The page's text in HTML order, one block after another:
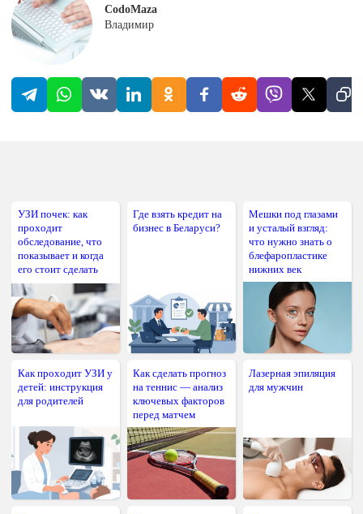
CodoMaza
Владимир
УЗИ почек: как
проходит
обследование, что
показывает и когда
его стоит сделать
Где взять кредит на
бизнес в Беларуси?
Мешки под глазами
и усталый взгляд:
что нужно знать о
блефаропластике
нижних век
Как проходит УЗИ у
детей: инструкция
для родителей
Как сделать прогноз
на теннис — анализ
ключевых факторов
перед матчем
Лазерная эпиляция
для мужчин